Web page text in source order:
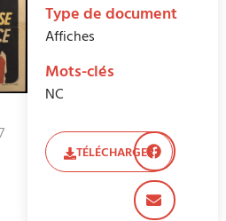
Type de document
Affiches
Mots-clés
NC
TÉLÉCHARGER